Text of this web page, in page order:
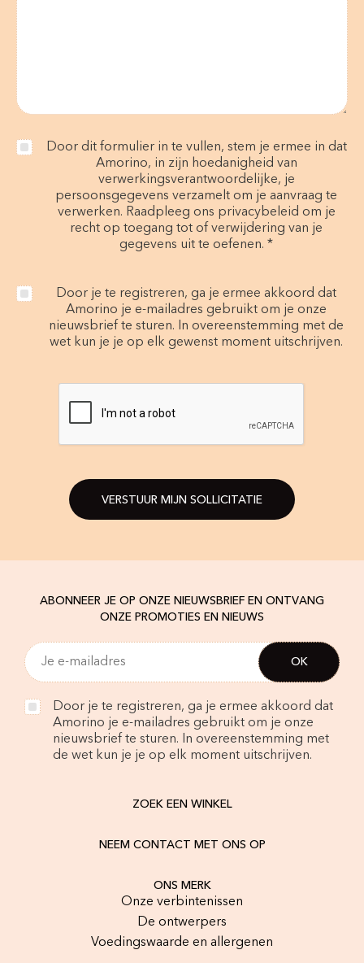
Door dit formulier in te vullen, stem je ermee in dat
Amorino, in zijn hoedanigheid van
verwerkingsverantwoordelijke, je
persoonsgegevens verzamelt om je aanvraag te
verwerken. Raadpleeg ons privacybeleid om je
recht op toegang tot of verwijdering van je
gegevens uit te oefenen. *
Door je te registreren, ga je ermee akkoord dat
Amorino je e-mailadres gebruikt om je onze
nieuwsbrief te sturen. In overeenstemming met de
wet kun je je op elk gewenst moment uitschrijven.
VERSTUUR MIJN SOLLICITATIE
ABONNEER JE OP ONZE NIEUWSBRIEF EN ONTVANG
ONZE PROMOTIES EN NIEUWS
Door je te registreren, ga je ermee akkoord dat
Amorino je e-mailadres gebruikt om je onze
nieuwsbrief te sturen. In overeenstemming met
de wet kun je je op elk moment uitschrijven.
ZOEK EEN WINKEL
NEEM CONTACT MET ONS OP
ONS MERK
Onze verbintenissen
De ontwerpers
Voedingswaarde en allergenen